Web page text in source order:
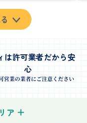
きました。特に、
具や壊れた家電な
分が難しいものが
た。
2名のスタッフが来
さり、作業の流れ
安心感を持って作
は許可業者だから安
心
営業の業者にご注意ください
ア